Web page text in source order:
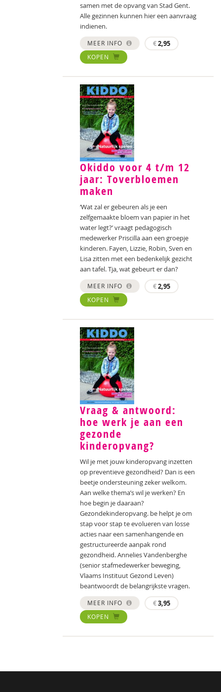
samen met de opvang van Stad Gent.
Alle gezinnen kunnen hier een aanvraag
indienen.
MEER INFO €2,95
KOPEN
Okiddo voor 4 t/m 12
jaar: Toverbloemen
maken
‘Wat zal er gebeuren als je een
zelfgemaakte bloem van papier in het
water legt?’ vraagt pedagogisch
medewerker Priscilla aan een groepje
kinderen. Fayen, Lizzie, Robin, Sven en
Lisa zitten met een bedenkelijk gezicht
aan tafel. Tja, wat gebeurt er dan?
MEER INFO €2,95
KOPEN
Vraag & antwoord:
hoe werk je aan een
gezonde
kinderopvang?
Wil je met jouw kinderopvang inzetten
op preventieve gezondheid? Dan is een
beetje ondersteuning zeker welkom.
Aan welke thema’s wil je werken? En
hoe begin je daaraan?
Gezondekinderopvang. be helpt je om
stap voor stap te evolueren van losse
acties naar een samenhangende en
gestructureerde aanpak rond
gezondheid. Annelies Vandenberghe
(senior stafmedewerker beweging,
Vlaams Instituut Gezond Leven)
beantwoordt de belangrijkste vragen.
MEER INFO €3,95
KOPEN